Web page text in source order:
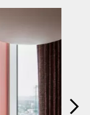
and next buttons to